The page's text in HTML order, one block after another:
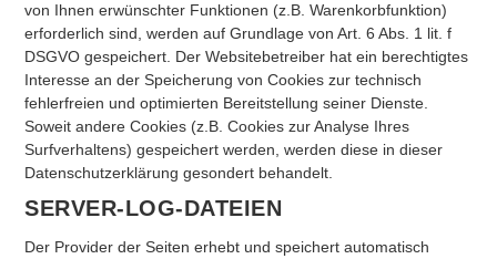
von Ihnen erwünschter Funktionen (z.B. Warenkorbfunktion)
erforderlich sind, werden auf Grundlage von Art. 6 Abs. 1 lit. f
DSGVO gespeichert. Der Websitebetreiber hat ein berechtigtes
Interesse an der Speicherung von Cookies zur technisch
fehlerfreien und optimierten Bereitstellung seiner Dienste.
Soweit andere Cookies (z.B. Cookies zur Analyse Ihres
Surfverhaltens) gespeichert werden, werden diese in dieser
Datenschutzerklärung gesondert behandelt.
SERVER-LOG-DATEIEN
Der Provider der Seiten erhebt und speichert automatisch